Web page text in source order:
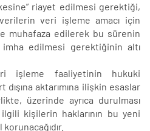
riayet edilmesi gerektiği,
veri işleme amacı için
muhafaza edilerek bu sürenin
edilmesi gerektiğinin altı
işleme faaliyetinin hukuki
aktarımına ilişkin esaslar
üzerinde ayrıca durulması
kişilerin haklarının bu yeni